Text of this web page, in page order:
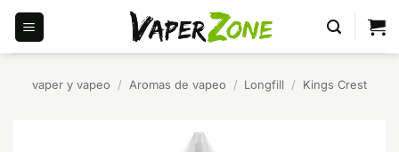
Saltar
contenido
vaper y vapeo / Aromas de vapeo / Longfill / Kings Crest